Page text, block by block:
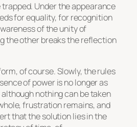
Under the appearance
for equality, for recognition
of the unity of
the other breaks the reflection
of course. Slowly, the rules
of power is no longer as
nothing can be taken
frustration remains, and
that the solution lies in the